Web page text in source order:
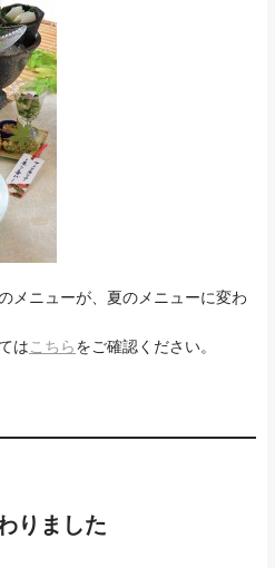
メニューが、夏のメニューに変わ
は こちらをご確認ください。
りました